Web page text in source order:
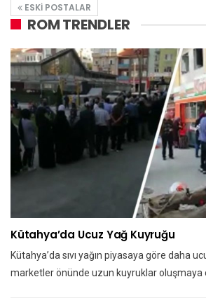
ESKI POSTALAR
ROM TRENDLER
Kütahya’da Ucuz Yağ Kuyruğu
Kütahya’da sıvı yağın piyasaya göre daha
marketler önünde uzun kuyruklar oluşmaya